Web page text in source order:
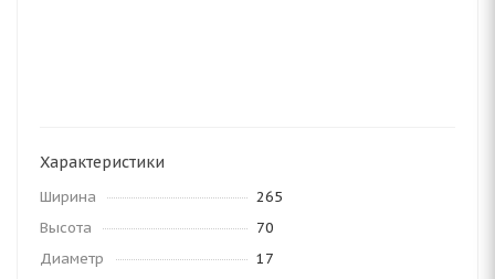
Характеристики
Ширина
265
Высота
70
Диаметр
17